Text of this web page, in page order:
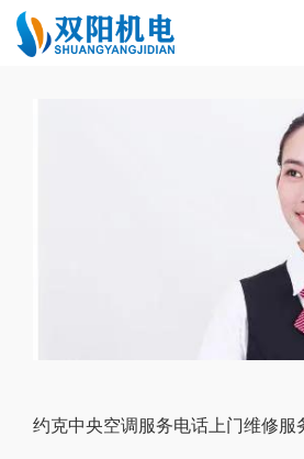
约克中央空调服务电话上门维修服